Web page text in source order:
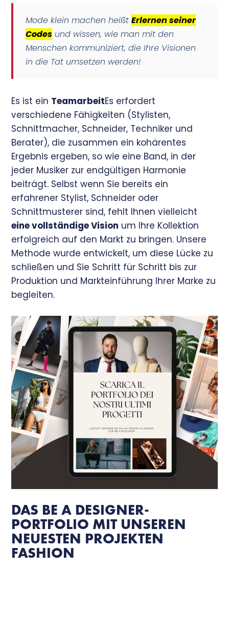
Mode klein machen heißtErlernen seiner
Codes und wissen, wie man mit den
Menschen kommuniziert, die Ihre Visionen
in die Tat umsetzen werden!
Es ist ein TeamarbeitEs erfordert
verschiedene Fähigkeiten (Stylisten,
Schnittmacher, Schneider, Techniker und
Berater), die zusammen ein kohärentes
Ergebnis ergeben, so wie eine Band, in der
jeder Musiker zur endgültigen Harmonie
beiträgt. Selbst wenn Sie bereits ein
erfahrener Stylist, Schneider oder
Schnittmusterer sind, fehlt Ihnen vielleicht
eine vollständige Vision um Ihre Kollektion
erfolgreich auf den Markt zu bringen. Unsere
Methode wurde entwickelt, um diese Lücke zu
schließen und Sie Schritt für Schritt bis zur
Produktion und Markteinführung Ihrer Marke zu
begleiten.
DAS BE A DESIGNER-
PORTFOLIO MIT UNSEREN
NEUESTEN PROJEKTEN
FASHION